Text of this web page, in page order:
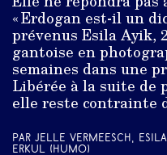
« Erdogan est-il un
prévenus Esila Ayik,
gantoise en
semaines dans une
Libérée à la suite de
elle reste contrainte
Par Jelle Vermeesch,
Erkul ( Humo)